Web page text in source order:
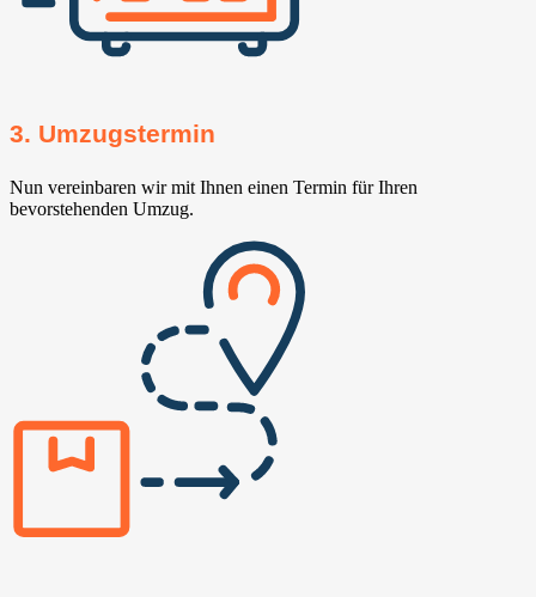
3. Umzugstermin
Nun vereinbaren wir mit Ihnen einen Termin für Ihren
bevorstehenden Umzug.